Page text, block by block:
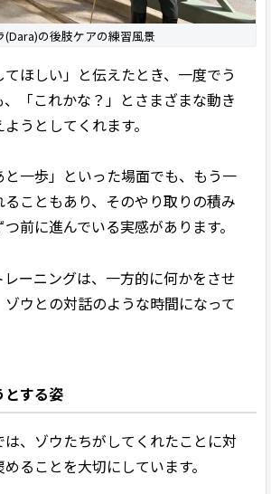
(Dara)の後肢ケアの練習風景
ほしい」と伝えたとき、一度でう
、「これかな？」とさまざまな動き
うとしてくれます。
と一歩」といった場面でも、もう一
こともあり、そのやり取りの積み
前に進んでいる実感があります。
ーニングは、一方的に何かをさせ
ウとの対話のような時間になって
とする姿
は、ゾウたちがしてくれたことに対
ることを大切にしています。